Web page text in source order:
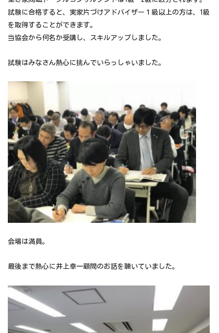
試験に合格すると、実家片づけアドバイザー１級以上の方は、1級
を取得することができます。
当協会から何名か受講し、スキルアップしました。
試験はみなさん熱心に挑んでいらっしゃいました。
会場は満員。
最後まで熱心に井上幸一顧問のお話を聴いていました。